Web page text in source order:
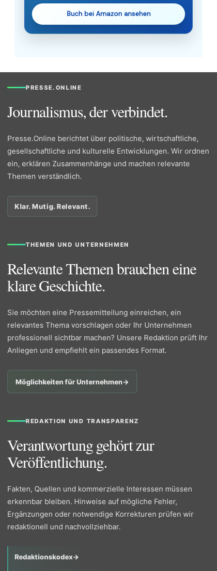
Buch bei Amazon ansehen
PRESSE.ONLINE
Journalismus, der verbindet.
Presse.Online berichtet über politische, wirtschaftliche,
gesellschaftliche und kulturelle Entwicklungen. Wir ordnen
ein, erklären Zusammenhänge und machen relevante
Themen verständlich.
Klar. Mutig. Relevant.
THEMEN UND UNTERNEHMEN
Relevante Themen brauchen eine
klare Geschichte.
Sie möchten eine Pressemitteilung einreichen, ein
relevantes Thema vorschlagen oder Ihr Unternehmen
professionell sichtbar machen? Unsere Redaktion prüft Ihr
Anliegen und empfiehlt ein passendes Format.
Möglichkeiten für Unternehmen→
REDAKTION UND TRANSPARENZ
Verantwortung gehört zur
Veröffentlichung.
Fakten, Quellen und kommerzielle Interessen müssen
erkennbar bleiben. Hinweise auf mögliche Fehler,
Ergänzungen oder notwendige Korrekturen prüfen wir
redaktionell und nachvollziehbar.
Redaktionskodex→